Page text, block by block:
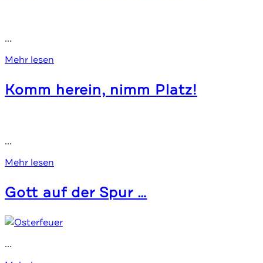
ren­
ti­
us
Reud­
nitz
…
Fahrt
ZimZ­
val
Mehr lesen
Komm her­ein, nimm Platz!
…
Komm
ein,
Mehr lesen
Gott auf der Spur …
…